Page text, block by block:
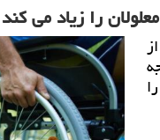
را زیاد می كند